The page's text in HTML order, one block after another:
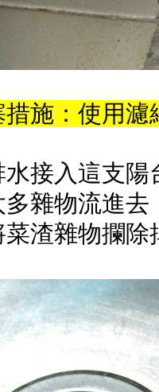
施：使用
水接入這支
雜物流進
渣雜物攔除